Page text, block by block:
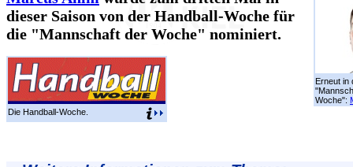
Erneut in
Woche":
dieser Saison von der Handball-Woche für
die "Mannschaft der Woche" nominiert.
Die Handball-Woche.